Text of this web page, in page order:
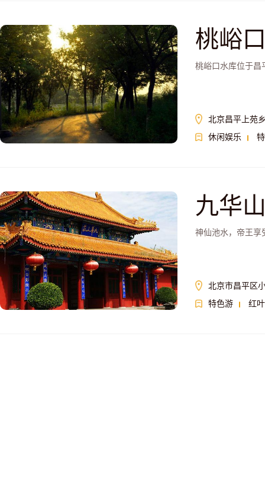
桃峪
桃峪口水库位于昌
北京昌平上苑
休闲娱乐
九华
神仙池水，帝王享
北京市昌平区
特色游
红叶